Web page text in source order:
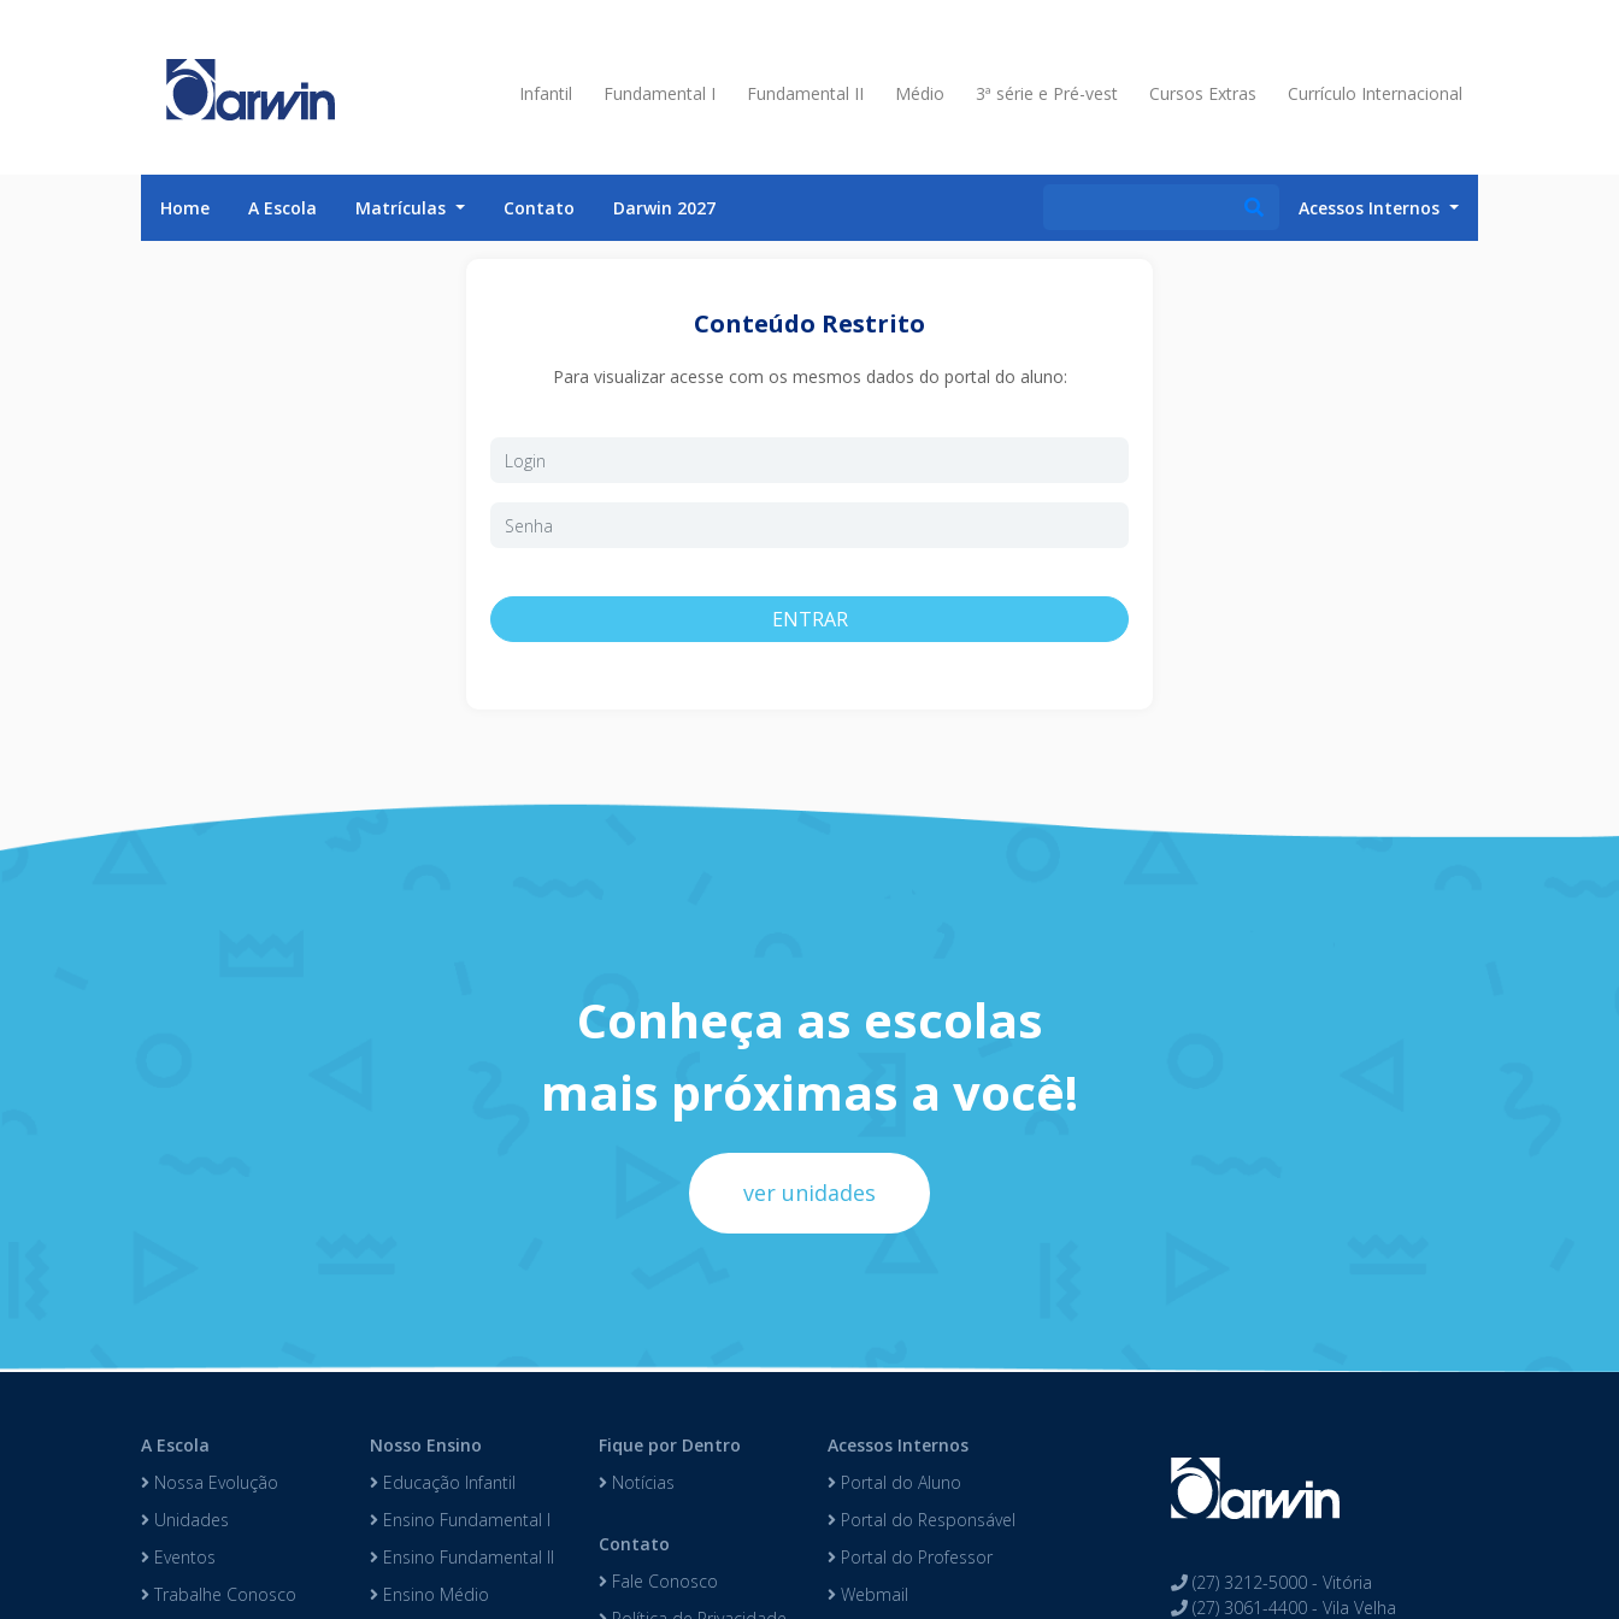
Infantil Fundamental I Fundamental II Médio 3ª série e Pré-vest Cursos Extras Currículo Internacional
Home A Escola Matrículas Contato Darwin 2027 Acessos Internos
Conteúdo Restrito
Para visualizar acesse com os mesmos dados do portal do aluno:
ENTRAR
Conheça as escolas
mais próximas a você!
ver unidades
A Escola
Nossa Evolução
Unidades
Eventos
Trabalhe Conosco
Nosso Ensino
Educação Infantil
Ensino Fundamental I
Ensino Fundamental II
Ensino Médio
Fique por Dentro
Notícias
Contato
Fale Conosco
Acessos Internos
Portal do Aluno
Portal do Responsável
Portal do Professor
Webmail
(27) 3212-5000 - Vitória
(27) 3061-4400 - Vila Velha